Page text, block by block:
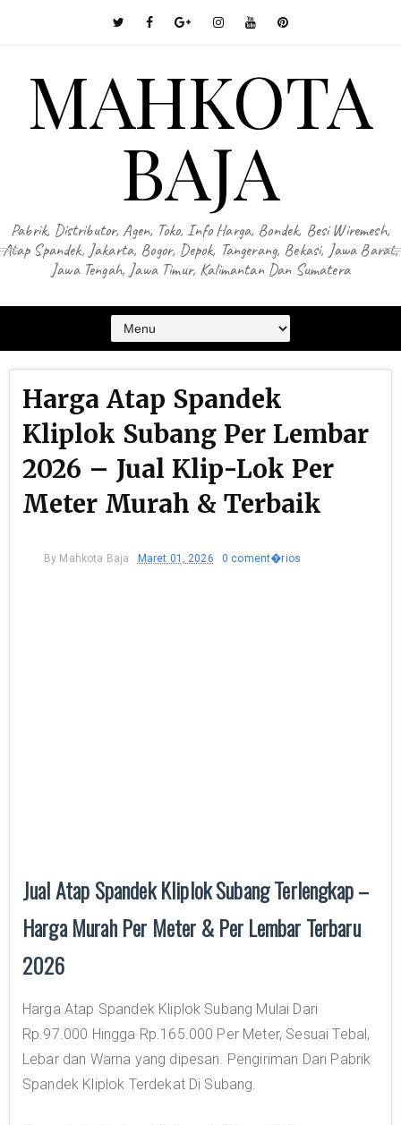
MAHKOTA
BAJA
Pabrik, Distributor, Agen, Toko, Info Harga, Bondek, Besi Wiremesh,
Atap Spandek, Jakarta, Bogor, Depok, Tangerang, Bekasi, Jawa Barat,
Jawa Tengah, Jawa Timur, Kalimantan Dan Sumatera
Harga Atap Spandek
Kliplok Subang Per Lembar
2026 – Jual Klip-Lok Per
Meter Murah & Terbaik
By Mahkota Baja Maret 01, 2026 0 coment�rios
Jual Atap Spandek Kliplok Subang Terlengkap –
Harga Murah Per Meter & Per Lembar Terbaru
2026
Harga Atap Spandek Kliplok Subang Mulai Dari
Rp.97.000 Hingga Rp.165.000 Per Meter, Sesuai Tebal,
Lebar dan Warna yang dipesan. Pengiriman Dari Pabrik
Spandek Kliplok Terdekat Di Subang.